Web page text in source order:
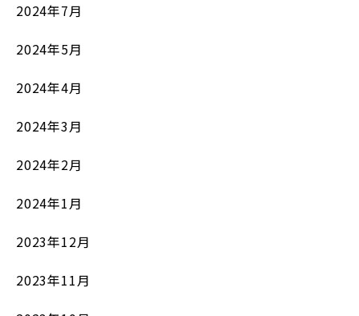
2024年7月
2024年5月
2024年4月
2024年3月
2024年2月
2024年1月
2023年12月
2023年11月